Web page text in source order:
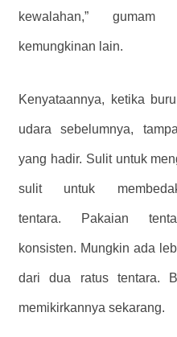
kewalahan,” gumam
kemungkinan lain.
Kenyataannya, ketika
udara sebelumnya,
yang hadir. Sulit untuk
sulit untuk
tentara. Pakaian
konsisten. Mungkin ada
dari dua ratus tentara.
memikirkannya sekarang.